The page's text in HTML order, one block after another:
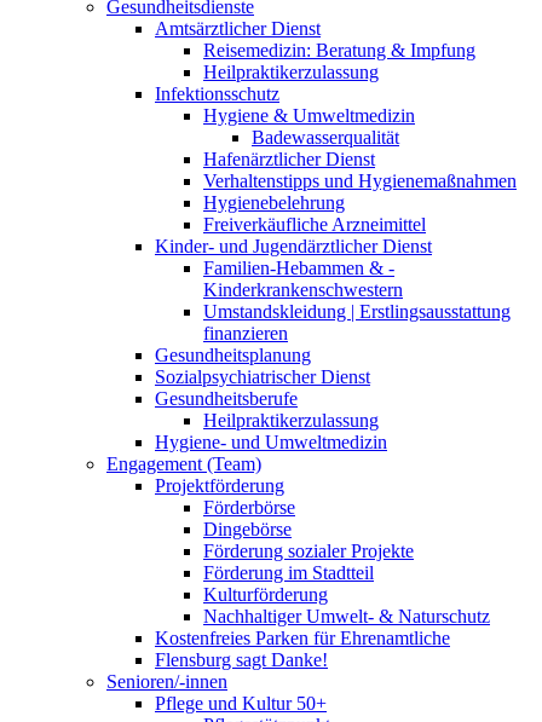
Gesundheitsdienste
Amtsärztlicher Dienst
Reisemedizin: Beratung & Impfung
Heilpraktikerzulassung
Infektionsschutz
Hygiene & Umweltmedizin
Badewasserqualität
Hafenärztlicher Dienst
Verhaltenstipps und Hygienemaßnahmen
Hygienebelehrung
Freiverkäufliche Arzneimittel
Kinder- und Jugendärztlicher Dienst
Familien-Hebammen & -
Kinderkrankenschwestern
Umstandskleidung | Erstlingsausstattung
finanzieren
Gesundheitsplanung
Sozialpsychiatrischer Dienst
Gesundheitsberufe
Heilpraktikerzulassung
Hygiene- und Umweltmedizin
Engagement (Team)
Projektförderung
Förderbörse
Dingebörse
Förderung sozialer Projekte
Förderung im Stadtteil
Kulturförderung
Nachhaltiger Umwelt- & Naturschutz
Kostenfreies Parken für Ehrenamtliche
Flensburg sagt Danke!
Senioren/-innen
Pflege und Kultur 50+